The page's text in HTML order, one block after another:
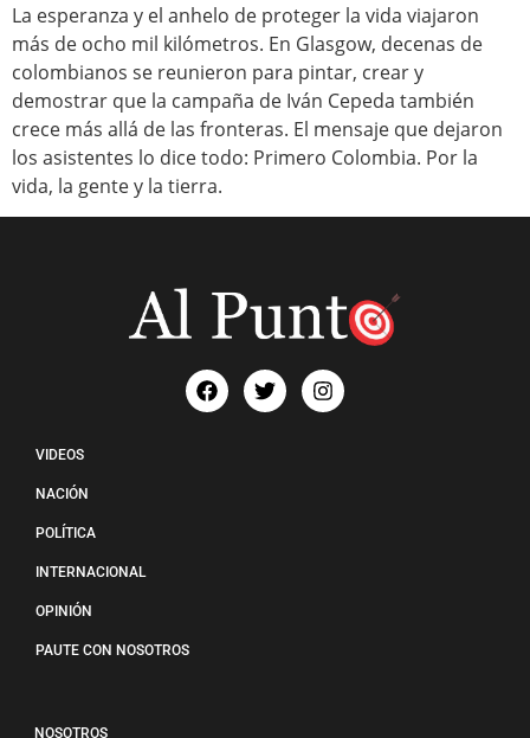
La esperanza y el anhelo de proteger la vida viajaron
más de ocho mil kilómetros. En Glasgow, decenas de
colombianos se reunieron para pintar, crear y
demostrar que la campaña de Iván Cepeda también
crece más allá de las fronteras. El mensaje que dejaron
los asistentes lo dice todo: Primero Colombia. Por la
vida, la gente y la tierra.
VIDEOS
NACIÓN
POLÍTICA
INTERNACIONAL
OPINIÓN
PAUTE CON NOSOTROS
NOSOTROS